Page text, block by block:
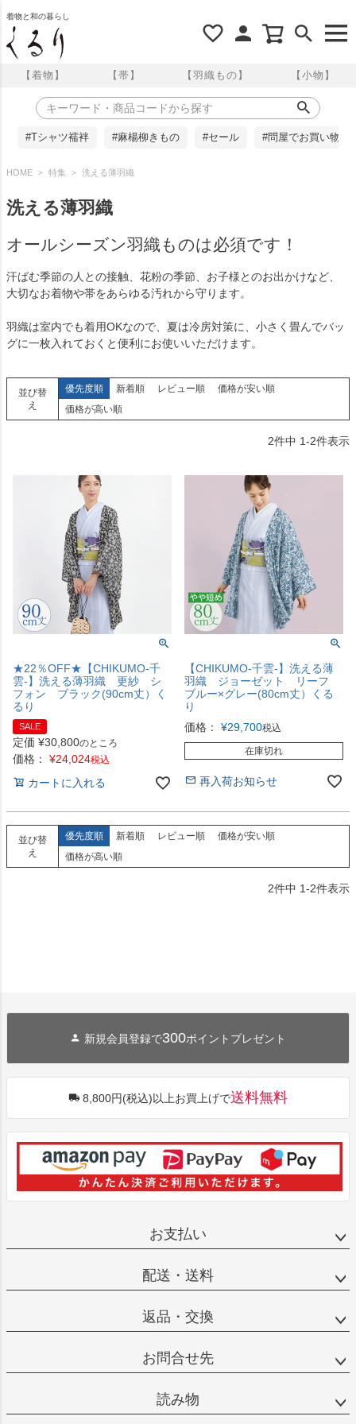
着物と和の暮らし
【着物】 【帯】 【羽織もの】 【小物】
#Tシャツ襦袢 #麻楊柳きもの #セール #問屋でお買い物
HOME 特集 洗える薄羽織
洗える薄羽織
オールシーズン羽織ものは必須です！
汗ばむ季節の人との接触、花粉の季節、お子様とのお出かけなど、
大切なお着物や帯をあらゆる汚れから守ります。
羽織は室内でも着用OKなので、夏は冷房対策に、小さく畳んでバッ
グに一枚入れておくと便利にお使いいただけます。
並び替
え
優先度順 新着順 レビュー順
価格が安い順
価格が高い順
2件中 1-2件表示
★22％OFF★【CHIKUMO-千
雲-】洗える薄羽織 更紗 シ
フォン ブラック(90cm丈）く
るり
SALE
定価 ¥30,800のところ
価格： ¥24,024税込
カートに入れる
【CHIKUMO-千雲-】洗える薄
羽織 ジョーゼット リーフ
ブルー×グレー(80cm丈）くる
り
価格：
¥29,700税込
在庫切れ
再入荷お知らせ
並び替
え
優先度順 新着順 レビュー順
価格が安い順
価格が高い順
2件中 1-2件表示
新規会員登録で300ポイントプレゼント
8,800円(税込)以上お買上げで送料無料
お支払い
配送・送料
返品・交換
お問合せ先
読み物